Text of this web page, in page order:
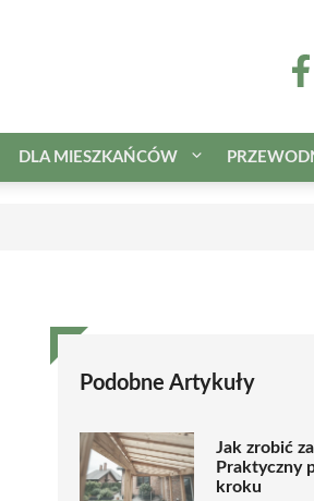
DLA MIESZKAŃCÓW
Podobne Artykuły
Jak zrobić
Praktyczny
kroku